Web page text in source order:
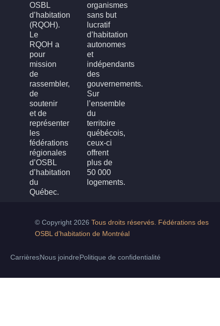
OSBL
d’habitation
(RQOH).
Le
RQOH a
pour
mission
de
rassembler,
de
soutenir
et de
représenter
les
fédérations
régionales
d’OSBL
d’habitation
du
Québec.
organismes
sans but
lucratif
d’habitation
autonomes
et
indépendants
des
gouvernements.
Sur
l’ensemble
du
territoire
québécois,
ceux-ci
offrent
plus de
50 000
logements.
© Copyright 2026 Tous droits réservés. Fédérations des
OSBL d’habitation de Montréal
CarrièresNous joindre Politique de confidentialité